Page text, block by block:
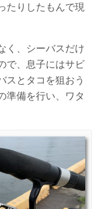
たりしたもんで現
く、シーバスだけ
で、息子にはサビ
スとタコを狙おう
準備を行い、ワタ